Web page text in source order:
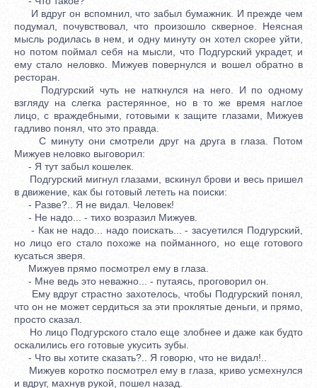
И вдруг он вспомнил, что забыл бумажник. И прежде чем
подумал, почувствовал, что произошло скверное. Неясная
мысль родилась в нем, и одну минуту он хотел скорее уйти,
но потом поймал себя на мысли, что Подгурский украдет, и
ему стало неловко. Мижуев повернулся и вошел обратно в
ресторан.
Подгурский чуть не наткнулся на него. И по одному
взгляду на слегка растерянное, но в то же время наглое
лицо, с враждебными, готовыми к защите глазами, Мижуев
гадливо понял, что это правда.
С минуту они смотрели друг на друга в глаза. Потом
Мижуев неловко выговорил:
- Я тут забыл кошелек.
Подгурский мигнул глазами, вскинул брови и весь пришел
в движение, как бы готовый лететь на поиски:
- Разве?.. Я не видал. Человек!
- Не надо... - тихо возразил Мижуев.
- Как не надо... надо поискать... - засуетился Подгурский,
но лицо его стало похоже на пойманного, но еще готового
кусаться зверя.
Мижуев прямо посмотрел ему в глаза.
- Мне ведь это неважно... - путаясь, проговорил он.
Ему вдруг страстно захотелось, чтобы Подгурский понял,
что он не может сердиться за эти проклятые деньги, и прямо,
просто сказал.
Но лицо Подгурского стало еще злобнее и даже как будто
оскалились его готовые укусить зубы.
- Что вы хотите сказать?.. Я говорю, что не видал!..
Мижуев коротко посмотрел ему в глаза, криво усмехнулся
и вдруг, махнув рукой, пошел назад.